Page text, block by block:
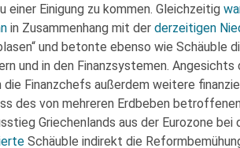
einer Einigung zu kommen. Gleichzeitig
in Zusammenhang mit der derzeitigen
und betonte ebenso wie Schäuble
und in den Finanzsystemen. Angesichts
die Finanzchefs außerdem weitere
des von mehreren Erdbeben
Griechenlands aus der Eurozone bei
Schäuble indirekt die